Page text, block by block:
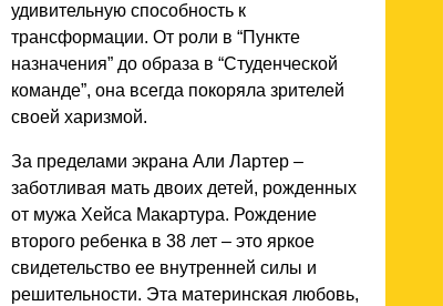
удивительную способность к
трансформации. От роли в “Пункте
назначения” до образа в “Студенческой
команде”, она всегда покоряла зрителей
своей харизмой.
За пределами экрана Али Лартер –
заботливая мать двоих детей, рожденных
от мужа Хейса Макартура. Рождение
второго ребенка в 38 лет – это яркое
свидетельство ее внутренней силы и
решительности. Эта материнская любовь,